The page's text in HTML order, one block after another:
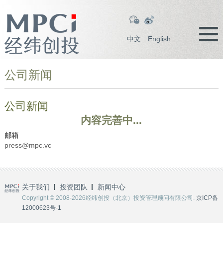
中文 English
公司新闻
公司新闻
内容完善中...
邮箱
press@mpc.vc
关于我们 投资团队 新闻中心
Copyright © 2008-2026经纬创投（北京）投资管理顾问有限公司. 京ICP备
12000623号-1